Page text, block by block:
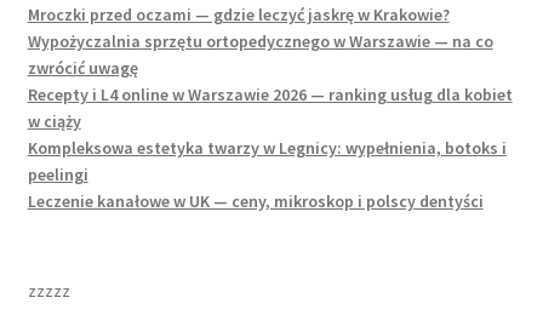
Mroczki przed oczami — gdzie leczyć jaskrę w Krakowie?
Wypożyczalnia sprzętu ortopedycznego w Warszawie — na co
zwrócić uwagę
Recepty i L4 online w Warszawie 2026 — ranking usług dla kobiet
w ciąży
Kompleksowa estetyka twarzy w Legnicy: wypełnienia, botoks i
peelingi
Leczenie kanałowe w UK — ceny, mikroskop i polscy dentyści
zzzzz